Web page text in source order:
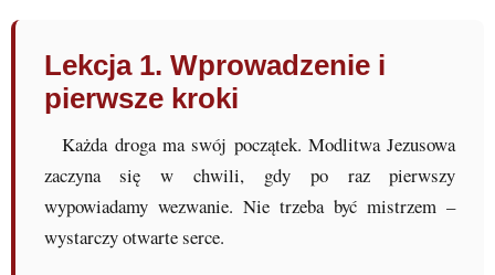
Lekcja 1. Wprowadzenie i
pierwsze kroki
Każda droga ma swój początek. Modlitwa Jezusowa
zaczyna się w chwili, gdy po raz pierwszy
wypowiadamy wezwanie. Nie trzeba być mistrzem –
wystarczy otwarte serce.